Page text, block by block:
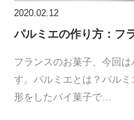
2020.02.12
パルミエの作り方：フ
フランスのお菓子、今回
す。パルミエとは？パル
形をしたパイ菓子で…